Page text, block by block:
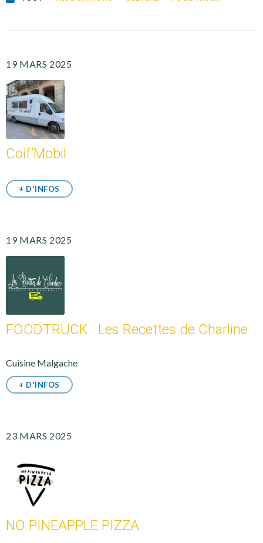
19 MARS 2025
Coif’Mobil
+ D'INFOS
19 MARS 2025
FOODTRUCK : Les Recettes de Charline
Cuisine Malgache
+ D'INFOS
23 MARS 2025
NO PINEAPPLE PIZZA